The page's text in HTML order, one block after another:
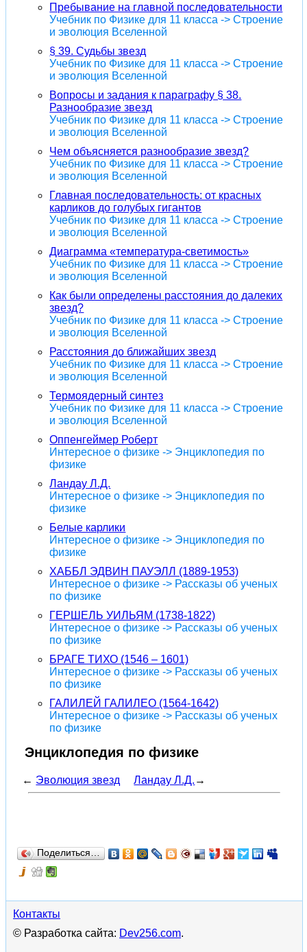
Пребывание на главной последовательности
Учебник по Физике для 11 класса -> Строение
и эволюция Вселенной
§ 39. Судьбы звезд
Учебник по Физике для 11 класса -> Строение
и эволюция Вселенной
Вопросы и задания к параграфу § 38.
Разнообразие звезд
Учебник по Физике для 11 класса -> Строение
и эволюция Вселенной
Чем объясняется разнообразие звезд?
Учебник по Физике для 11 класса -> Строение
и эволюция Вселенной
Главная последовательность: от красных
карликов до голубых гигантов
Учебник по Физике для 11 класса -> Строение
и эволюция Вселенной
Диаграмма «температура-светимость»
Учебник по Физике для 11 класса -> Строение
и эволюция Вселенной
Как были определены расстояния до далеких
звезд?
Учебник по Физике для 11 класса -> Строение
и эволюция Вселенной
Расстояния до ближайших звезд
Учебник по Физике для 11 класса -> Строение
и эволюция Вселенной
Термоядерный синтез
Учебник по Физике для 11 класса -> Строение
и эволюция Вселенной
Оппенгеймер Роберт
Интересное о физике -> Энциклопедия по
физике
Ландау Л.Д.
Интересное о физике -> Энциклопедия по
физике
Белые карлики
Интересное о физике -> Энциклопедия по
физике
ХАББЛ ЭДВИН ПАУЭЛЛ (1889-1953)
Интересное о физике -> Рассказы об ученых
по физике
ГЕРШЕЛЬ УИЛЬЯМ (1738-1822)
Интересное о физике -> Рассказы об ученых
по физике
БРАГЕ ТИХО (1546 – 1601)
Интересное о физике -> Рассказы об ученых
по физике
ГАЛИЛЕЙ ГАЛИЛЕО (1564-1642)
Интересное о физике -> Рассказы об ученых
по физике
Энциклопедия по физике
← Эволюция звезд Ландау Л.Д. →
Поделиться…
Контакты
© Разработка сайта: Dev256.com.